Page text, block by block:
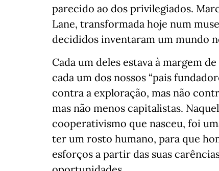
parecido ao dos privilegiados.
Lane, transformada hoje num
decididos inventaram um mundo
Cada um deles estava à margem
cada um dos nossos “pais
contra a exploração, mas não
mas não menos capitalistas.
cooperativismo que nasceu, foi
ter um rosto humano, para que
esforços a partir das suas